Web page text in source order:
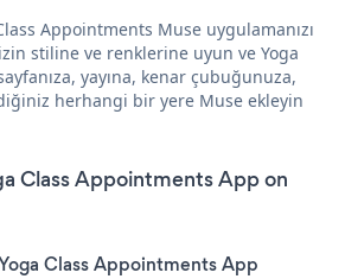
Appointments Muse uygulamanızı
stiline ve renklerine uyun ve Yoga
yayına, kenar çubuğunuza,
herhangi bir yere Muse ekleyin
Class Appointments App on
Class Appointments App